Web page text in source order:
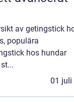
av getingstick
populära
hos hundar
01 juli